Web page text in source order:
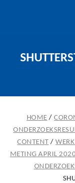
HOME /
CONTENT /
METING APRIL